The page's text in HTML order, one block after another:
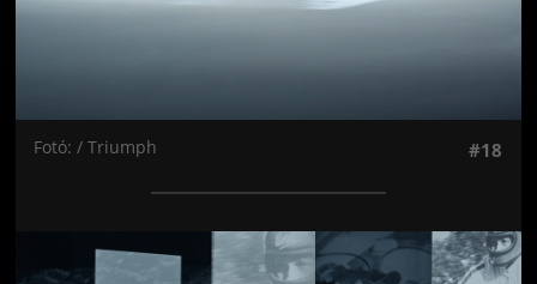
Fotó: / Triumph #18
Jön még kép!